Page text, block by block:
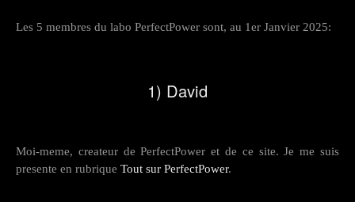
Les 5 membres du labo PerfectPower sont, au 1er Janvier 2025:
1) David
Moi-meme, createur de PerfectPower et de ce site. Je me suis
presente en rubrique Tout sur PerfectPower.